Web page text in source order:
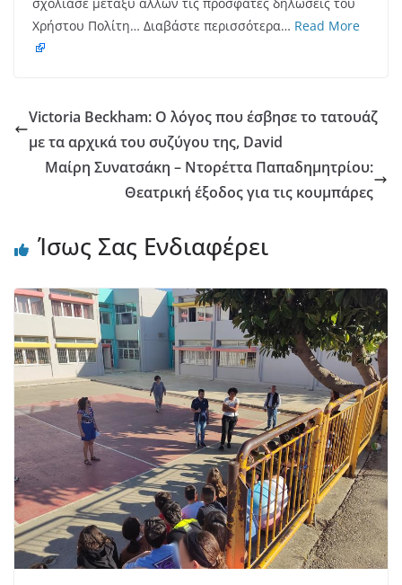
Χρήστου Πολίτη… Διαβάστε περισσότερα… Read More
Victoria Beckham: Ο λόγος που έσβησε το τατουάζ
με τα αρχικά του συζύγου της, David
Μαίρη Συνατσάκη – Ντορέττα Παπαδημητρίου:
Θεατρική έξοδος για τις κουμπάρες
Ίσως Σας Ενδιαφέρει